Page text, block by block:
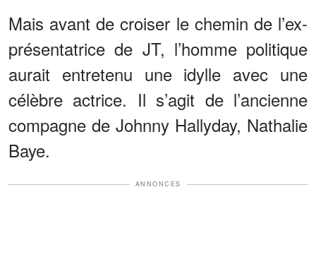
Mais avant de croiser le chemin de l’ex-
présentatrice de JT, l’homme politique
aurait entretenu une idylle avec une
célèbre actrice. Il s’agit de l’ancienne
compagne de Johnny Hallyday, Nathalie
Baye.
ANNONCES